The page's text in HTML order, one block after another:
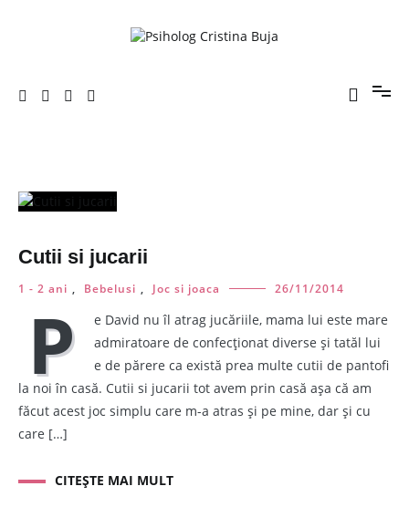
Cutii si jucarii
1 - 2 ani , Bebelusi , Joc si joaca 26/11/2014
P
e David nu îl atrag jucăriile, mama lui este mare
admiratoare de confecționat diverse și tatăl lui
e de părere ca există prea multe cutii de pantofi
la noi în casă. Cutii si jucarii tot avem prin casă așa că am
făcut acest joc simplu care m-a atras și pe mine, dar și cu
care […]
CITEȘTE MAI MULT